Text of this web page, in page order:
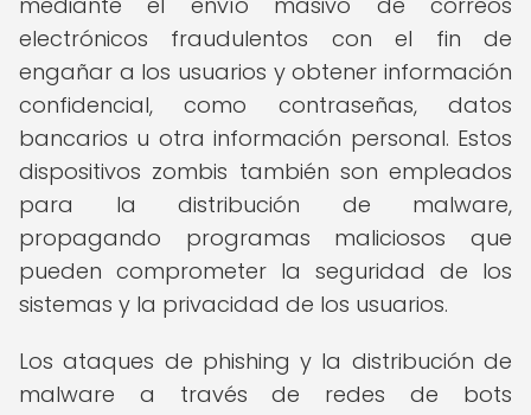
electrónicos fraudulentos con el fin de
engañar a los usuarios y obtener información
confidencial, como contraseñas, datos
bancarios u otra información personal. Estos
dispositivos zombis también son empleados
para la distribución de malware,
propagando programas maliciosos que
pueden comprometer la seguridad de los
sistemas y la privacidad de los usuarios.
Los ataques de phishing y la distribución de
malware a través de redes de bots